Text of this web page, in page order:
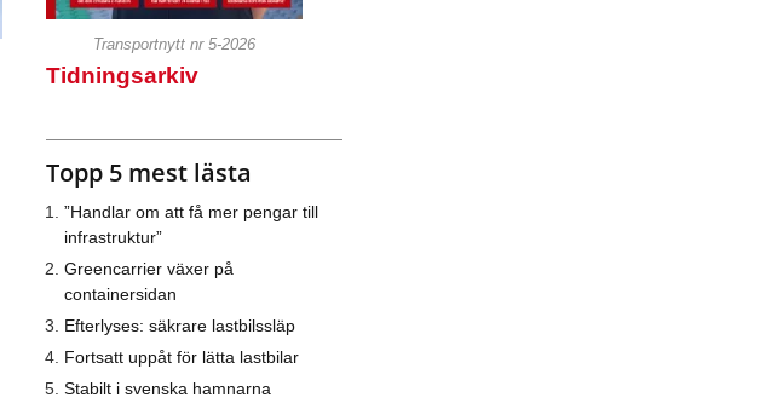
Transportnytt nr 5-2026
Tidningsarkiv
Topp 5 mest lästa
”Handlar om att få mer pengar till
infrastruktur”
Greencarrier växer på
containersidan
Efterlyses: säkrare lastbilssläp
Fortsatt uppåt för lätta lastbilar
Stabilt i svenska hamnarna